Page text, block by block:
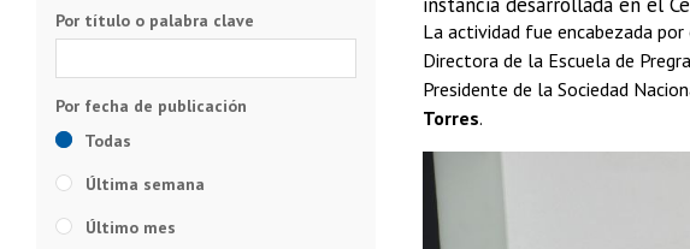
instancia desarrollada en el
La actividad fue encabezada
Directora de la Escuela de
Presidente de la Sociedad
Torres.
Por título o palabra clave
Todas
Última semana
Último mes